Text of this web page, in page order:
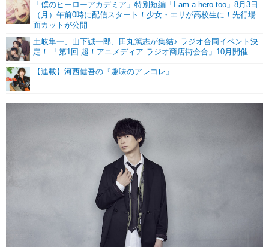
「僕のヒーローアカデミア」特別短編「I am a hero too」8月3日
（月）午前0時に配信スタート！少女・エリが高校生に！先行場
面カットが公開
土岐隼一、山下誠一郎、田丸篤志が集結♪ ラジオ合同イベント決
定！ 「第1回 超！アニメディア ラジオ商店街会合」10月開催
【連載】河西健吾の『趣味のアレコレ』